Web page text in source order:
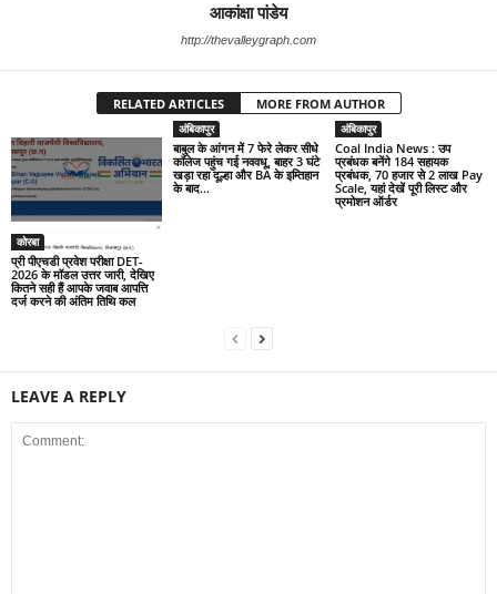
आकांक्षा पांडेय
http://thevalleygraph.com
RELATED ARTICLES MORE FROM AUTHOR
कोरबा
प्री पीएचडी प्रवेश परीक्षा DET-
2026 के मॉडल उत्तर जारी, देखिए
कितने सही हैं आपके जवाब आपत्ति
दर्ज करने की अंतिम तिथि कल
अंबिकापुर
बाबुल के आंगन में 7 फेरे लेकर सीधे
कॉलेज पहुंच गई नववधू, बाहर 3 घंटे
खड़ा रहा दूल्हा और BA के इम्तिहान
के बाद...
अंबिकापुर
Coal India News : उप
प्रबंधक बनेंगे 184 सहायक
प्रबंधक, 70 हजार से 2 लाख Pay
Scale, यहां देखें पूरी लिस्ट और
प्रमोशन ऑर्डर
LEAVE A REPLY